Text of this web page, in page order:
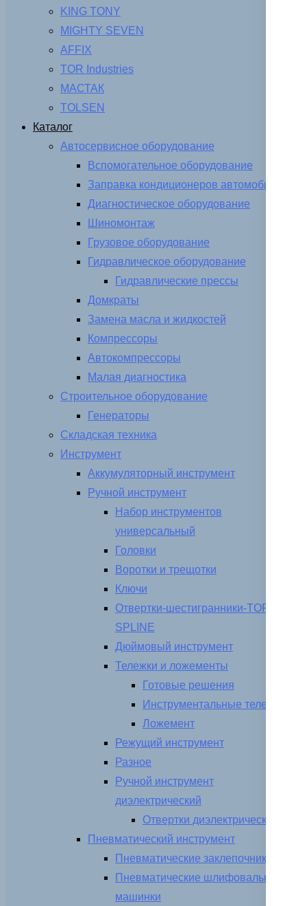
KING TONY
MIGHTY SEVEN
AFFIX
TOR Industries
МАСТАК
TOLSEN
Каталог
Автосервисное оборудование
Вспомогательное оборудование
Заправка кондиционеров автомобиля
Диагностическое оборудование
Шиномонтаж
Грузовое оборудование
Гидравлическое оборудование
Гидравлические прессы
Домкраты
Замена масла и жидкостей
Компрессоры
Автокомпрессоры
Малая диагностика
Строительное оборудование
Генераторы
Складская техника
Инструмент
Аккумуляторный инструмент
Ручной инструмент
Набор инструментов
универсальный
Головки
Воротки и трещотки
Ключи
Отвертки-шестигранники-TORX-
SPLINE
Дюймовый инструмент
Тележки и ложементы
Готовые решения
Инструментальные тележки
Ложемент
Режущий инструмент
Разное
Ручной инструмент
диэлектрический
Отвертки диэлектрические
Пневматический инструмент
Пневматические заклепочники
Пневматические шлифовальные
машинки